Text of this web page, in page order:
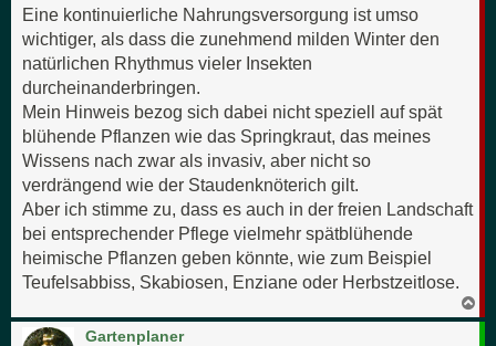
Eine kontinuierliche Nahrungsversorgung ist umso
wichtiger, als dass die zunehmend milden Winter den
natürlichen Rhythmus vieler Insekten
durcheinanderbringen.
Mein Hinweis bezog sich dabei nicht speziell auf spät
blühende Pflanzen wie das Springkraut, das meines
Wissens nach zwar als invasiv, aber nicht so
verdrängend wie der Staudenknöterich gilt.
Aber ich stimme zu, dass es auch in der freien Landschaft
bei entsprechender Pflege vielmehr spätblühende
heimische Pflanzen geben könnte, wie zum Beispiel
Teufelsabbiss, Skabiosen, Enziane oder Herbstzeitlose.
a
Gartenplaner